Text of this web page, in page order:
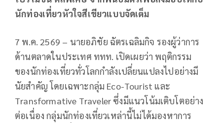
นักท่องเที่ยวหัวใจสีเขียวแบบจัดเต็ม
7 พ.ค. 2569 – นายอภิชัย ฉัตรเฉลิมกิจ รองผู้ว่าการ
ด้านตลาดในประเทศ ททท. เปิดเผยว่า พฤติกรรม
ของนักท่องเที่ยวทั่วโลกกำลังเปลี่ยนแปลงไปอย่างมี
นัยสำคัญ โดยเฉพาะกลุ่ม Eco-Tourist และ
Transformative Traveler ซึ่งมีแนวโน้มเติบโตอย่าง
ต่อเนื่อง กลุ่มนักท่องเที่ยวเหล่านี้ไม่ได้มองหาการ